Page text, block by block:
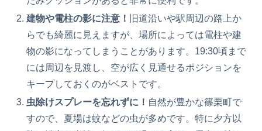
建物や電柱の影に注意！
旧道沿いや駅周辺の路上か
らでも綺麗に見えますが、場所によっては電柱や建
物の影になってしまうことがあります。19:30頃まで
には周辺を見渡し、空が広く見通せるポジションを
キープしておくのがベストです。
虫除けスプレーを忘れずに！ 自然が豊かな篠栗町で
すので、夏場は蚊などの虫が多めです。特に夕方以